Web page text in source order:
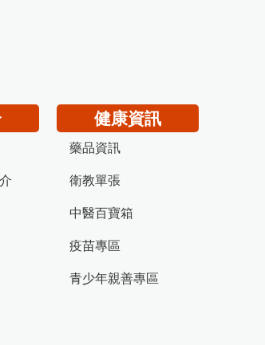
健康資訊
藥品資訊
衛教單張
中醫百寶箱
疫苗專區
青少年親善專區